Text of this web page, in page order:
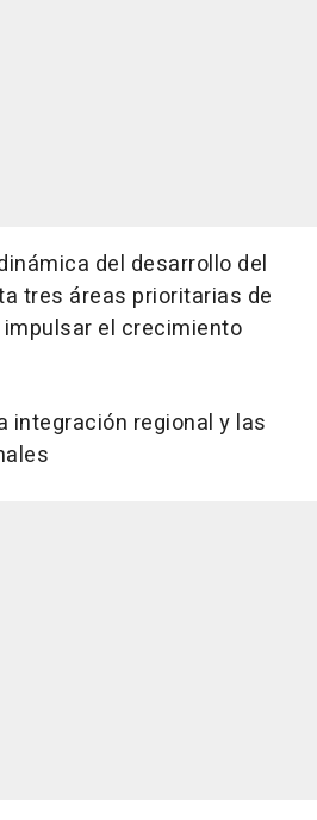
del desarrollo del
tres áreas prioritarias de
el crecimiento
integración regional y las